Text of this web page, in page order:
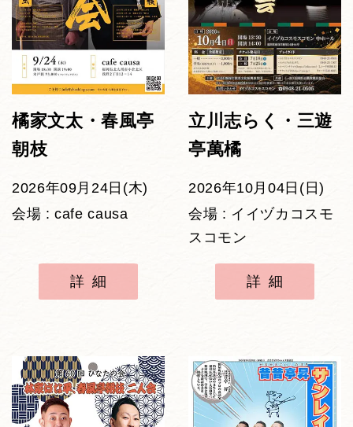
橘家文太・春風亭
朝枝
2026年09月24日(木)
会場 : cafe causa
詳細
立川志らく・三遊
亭萬橘
2026年10月04日(日)
会場 : イイヅカコスモ
スコモン
詳細